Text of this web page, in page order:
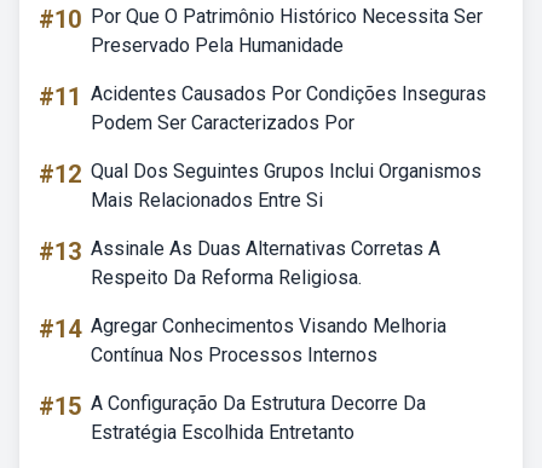
#10 Por Que O Patrimônio Histórico Necessita Ser
Preservado Pela Humanidade
#11 Acidentes Causados Por Condições Inseguras
Podem Ser Caracterizados Por
#12 Qual Dos Seguintes Grupos Inclui Organismos
Mais Relacionados Entre Si
#13 Assinale As Duas Alternativas Corretas A
Respeito Da Reforma Religiosa.
#14 Agregar Conhecimentos Visando Melhoria
Contínua Nos Processos Internos
#15 A Configuração Da Estrutura Decorre Da
Estratégia Escolhida Entretanto